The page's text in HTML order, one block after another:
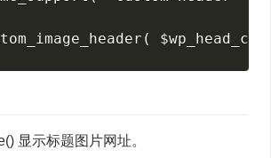
显示标题图片网址。